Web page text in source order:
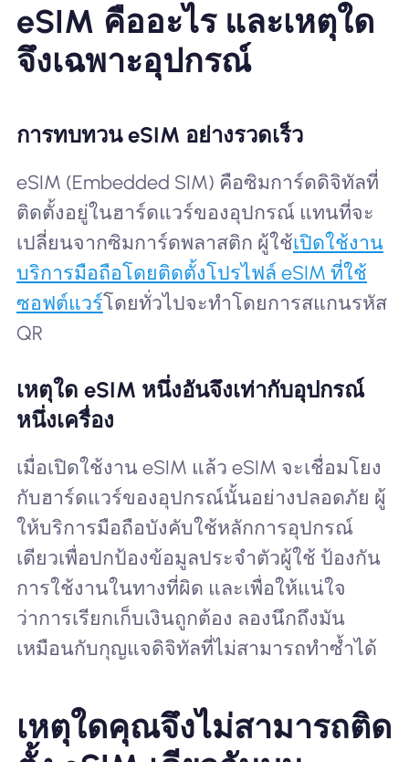
eSIM คืออะไร และเหตุใด
จึงเฉพาะอุปกรณ์
การทบทวน eSIM อย่างรวดเร็ว
eSIM (Embedded SIM) คือซิมการ์ดดิจิทัลที่
ติดตั้งอยู่ในฮาร์ดแวร์ของอุปกรณ์ แทนที่จะ
เปลี่ยนจากซิมการ์ดพลาสติก ผู้ใช้เปิดใช้งาน
บริการมือถือโดยติดตั้งโปรไฟล์ eSIM ที่ใช้
ซอฟต์แวร์โดยทั่วไปจะทำโดยการสแกนรหัส
QR
เหตุใด eSIM หนึ่งอันจึงเท่ากับอุปกรณ์
หนึ่งเครื่อง
เมื่อเปิดใช้งาน eSIM แล้ว eSIM จะเชื่อมโยง
กับฮาร์ดแวร์ของอุปกรณ์นั้นอย่างปลอดภัย ผู้
ให้บริการมือถือบังคับใช้หลักการอุปกรณ์
เดียวเพื่อปกป้องข้อมูลประจำตัวผู้ใช้ ป้องกัน
การใช้งานในทางที่ผิด และเพื่อให้แน่ใจ
ว่าการเรียกเก็บเงินถูกต้อง ลองนึกถึงมัน
เหมือนกับกุญแจดิจิทัลที่ไม่สามารถทำซ้ำได้
เหตุใดคุณจึงไม่สามารถติด